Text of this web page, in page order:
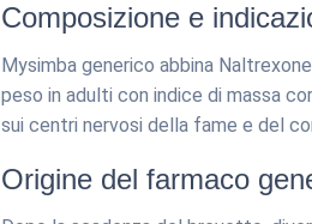
Composizione e
Mysimba generico abbina
peso in adulti con indice di massa
sui centri nervosi della fame e del
Origine del farmaco